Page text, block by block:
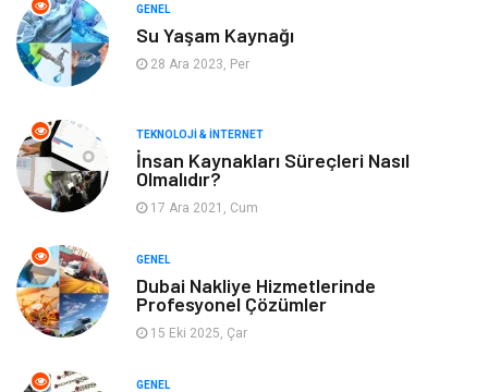
Keyif & Hobi Organizasyon
Gayrimenkul Spor
Finans& Ekonomi Anne & Çocuk
Genel Kültür
Ev İşleri
Mobilya
GENEL
Su Yaşam Kaynağı
28 Ara 2023, Per
TEKNOLOJI & İNTERNET
İnsan Kaynakları Süreçleri Nasıl
Olmalıdır?
17 Ara 2021, Cum
GENEL
Dubai Nakliye Hizmetlerinde
Profesyonel Çözümler
15 Eki 2025, Çar
GENEL